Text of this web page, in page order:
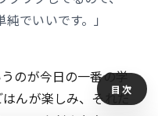
でいいです。」
のが今日の一番の学
んが楽しみ、それだ
目次